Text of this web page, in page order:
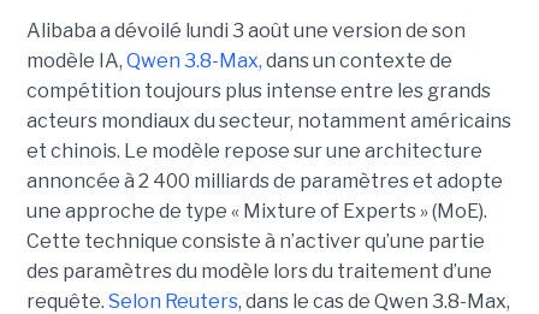
Alibaba a dévoilé lundi 3 août une version de son
modèle IA, Qwen 3.8-Max, dans un contexte de
compétition toujours plus intense entre les grands
acteurs mondiaux du secteur, notamment américains
et chinois. Le modèle repose sur une architecture
annoncée à 2 400 milliards de paramètres et adopte
une approche de type « Mixture of Experts » (MoE).
Cette technique consiste à n’activer qu’une partie
des paramètres du modèle lors du traitement d’une
requête. Selon Reuters, dans le cas de Qwen 3.8-Max,